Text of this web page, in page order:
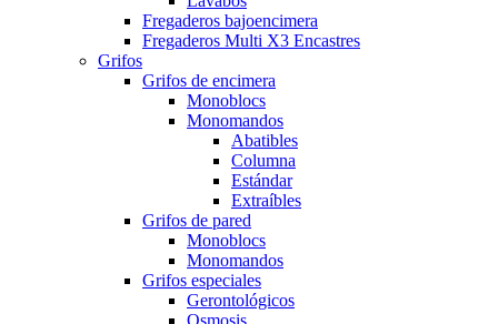
Fregaderos bajoencimera
Fregaderos Multi X3 Encastres
Grifos
Grifos de encimera
Monoblocs
Monomandos
Abatibles
Columna
Estándar
Extraíbles
Grifos de pared
Monoblocs
Monomandos
Grifos especiales
Gerontológicos
Osmosis